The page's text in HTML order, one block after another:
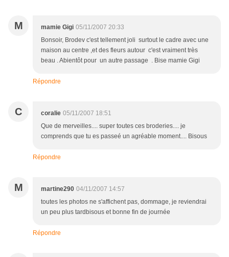
M mamie Gigi 05/11/2007 20:33
Bonsoir, Brodev c'est tellement joli surtout le cadre avec une
maison au centre ,et des fleurs autour c'est vraiment très
beau . Abientôt pour un autre passage . Bise mamie Gigi
Répondre
C coralie 05/11/2007 18:51
Que de merveilles.... super toutes ces broderies.... je
comprends que tu es passeé un agréable moment.... Bisous
Répondre
M martine290 04/11/2007 14:57
toutes les photos ne s'affichent pas, dommage, je reviendrai
un peu plus tardbisous et bonne fin de journée
Répondre